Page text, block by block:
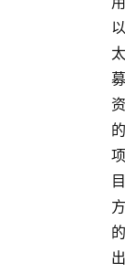
以
太
募
资
的
项
目
方
的
出